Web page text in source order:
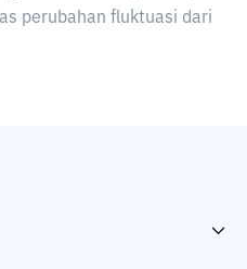
perubahan fluktuasi dari